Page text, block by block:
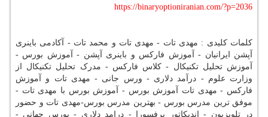
https://binaryoptioniranian.com/?p=2036
کلمات کلیدی : مهدی تات - مهدی تات و محمد تات - آکادمی باینری
آپشن ایرانیان - آموزش فارکس و باینری آپشن - آموزش بورس -
آموزش تحلیل تکنیکال - کلاس فارکس - مدرک تحلیل تکنیکال از
وزارت علوم - درآمد دلاری - ورس جانی - مهدی تات و آموزش
فارکس - مهدی تات آموزش بورس - آموزش بورس با مهدی تات -
موفق ترین مدرس بورس - بهترین مدرس بورس-مهدی تات و حضور
در تلویزیون - اندیکاتور پرفسورا - درامد دلاری - بورس جهانی -